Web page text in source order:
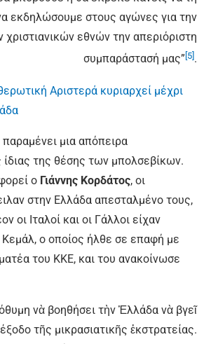
εκδηλώσουμε στους αγώνες για την
εθνών την απεριόριστη
συμπαράστασή μας” [5].
Αριστερά κυριαρχεί μέχρι
μια απόπειρα
της θέσης των μπολσεβίκων.
ο Γιάννης Κορδάτος, οι
στην Ελλάδα απεσταλμένο τους,
οι Ιταλοί και οι Γάλλοι είχαν
Κεμάλ, ο οποίος ήλθε σε επαφή με
του ΚΚΕ, και του ανακοίνωσε
νὰ βοηθήσει τὴν Ἑλλάδα νὰ βγεῖ
τῆς μικρασιατικῆς ἐκστρατείας.